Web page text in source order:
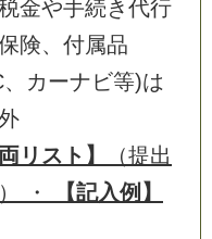
金や手続き代行
険、付属品
、カーナビ等)は
リスト】
（提出
・
【記入例】